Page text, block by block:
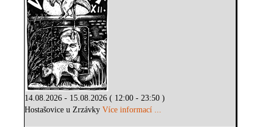
14.08.2026 - 15.08.2026 ( 12:00 - 23:50 )
Hostašovice u ZrzávkyVíce informací ...